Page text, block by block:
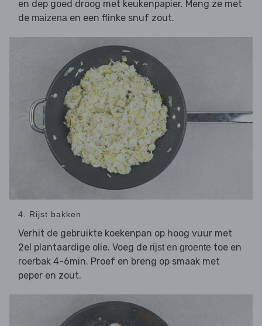
en dep goed droog met keukenpapier. Meng ze met
de maizena en een flinke snuf zout.
4. Rijst bakken
Verhit de gebruikte koekenpan op hoog vuur met
2el plantaardige olie. Voeg de rijst en groente toe en
roerbak 4-6min. Proef en breng op smaak met
peper en zout.